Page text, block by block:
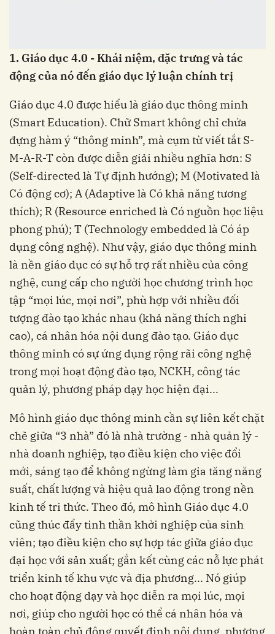
1. Giáo dục 4.0 - Khái niệm, đặc trưng và tác
động của nó đến giáo dục lý luận chính trị
Giáo dục 4.0 được hiểu là giáo dục thông minh
(Smart Education). Chữ Smart không chỉ chứa
đựng hàm ý “thông minh”, mà cụm từ viết tắt S-
M-A-R-T còn được diễn giải nhiều nghĩa hơn: S
(Self-directed là Tự định hướng); M (Motivated là
Có động cơ); A (Adaptive là Có khả năng tương
thích); R (Resource enriched là Có nguồn học liệu
phong phú); T (Technology embedded là Có áp
dụng công nghệ). Như vậy, giáo dục thông minh
là nền giáo dục có sự hỗ trợ rất nhiều của công
nghệ, cung cấp cho người học chương trình học
tập “mọi lúc, mọi nơi”, phù hợp với nhiều đối
tượng đào tạo khác nhau (khả năng thích nghi
cao), cá nhân hóa nội dung đào tạo. Giáo dục
thông minh có sự ứng dụng rộng rãi công nghệ
trong mọi hoạt động đào tạo, NCKH, công tác
quản lý, phương pháp dạy học hiện đại...
Mô hình giáo dục thông minh cần sự liên kết chặt
chẽ giữa “3 nhà” đó là nhà trường - nhà quản lý -
nhà doanh nghiệp, tạo điều kiện cho việc đổi
mới, sáng tạo để không ngừng làm gia tăng năng
suất, chất lượng và hiệu quả lao động trong nền
kinh tế tri thức. Theo đó, mô hình Giáo dục 4.0
cũng thúc đẩy tinh thần khởi nghiệp của sinh
viên; tạo điều kiện cho sự hợp tác giữa giáo dục
đại học với sản xuất; gắn kết cùng các nỗ lực phát
triển kinh tế khu vực và địa phương... Nó giúp
cho hoạt động dạy và học diễn ra mọi lúc, mọi
nơi, giúp cho người học có thể cá nhân hóa và